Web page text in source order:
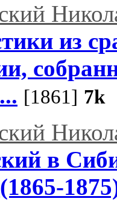
из
[1861] 7k
в